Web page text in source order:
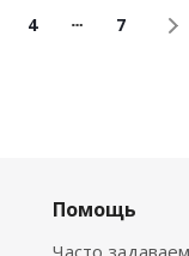
4 7
Помощь
Часто